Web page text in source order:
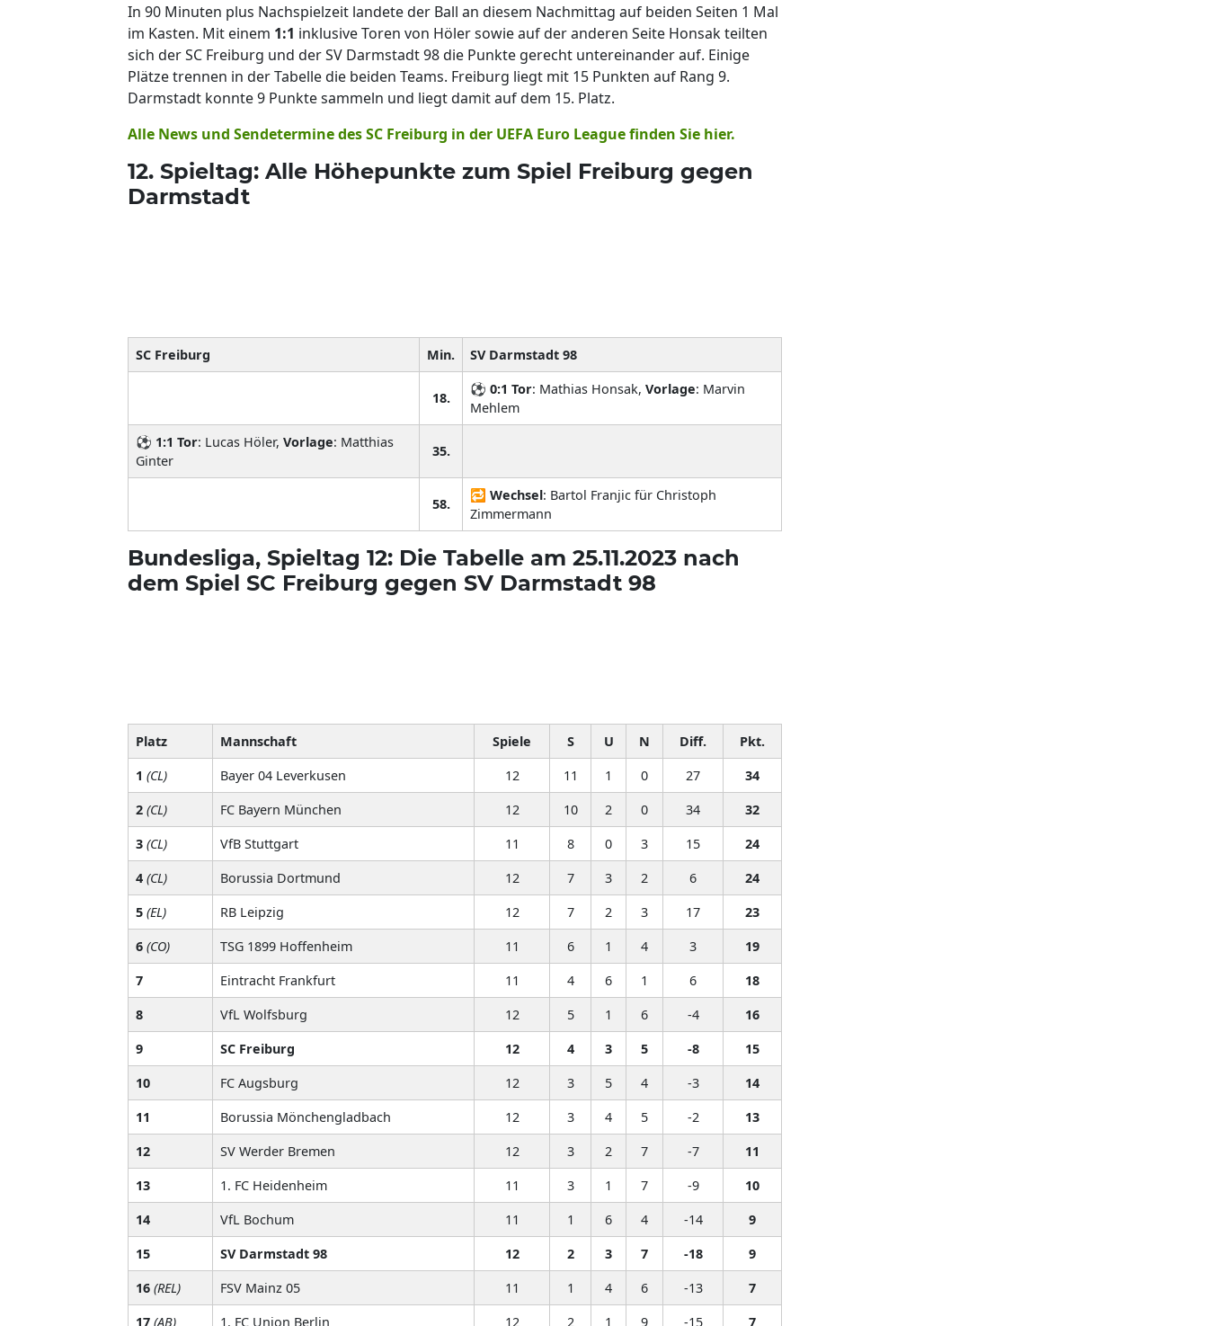
In 90 Minuten plus Nachspielzeit landete der Ball an diesem Nachmittag auf beiden Seiten 1 Mal
im Kasten. Mit einem 1:1 inklusive Toren von Höler sowie auf der anderen Seite Honsak teilten
sich der SC Freiburg und der SV Darmstadt 98 die Punkte gerecht untereinander auf. Einige
Plätze trennen in der Tabelle die beiden Teams. Freiburg liegt mit 15 Punkten auf Rang 9.
Darmstadt konnte 9 Punkte sammeln und liegt damit auf dem 15. Platz.
Alle News und Sendetermine des SC Freiburg in der UEFA Euro League finden Sie hier.
12. Spieltag: Alle Höhepunkte zum Spiel Freiburg gegen
Darmstadt
SC Freiburg Min. SV Darmstadt 98
18.
⚽ 0:1 Tor: Mathias Honsak, Vorlage: Marvin
Mehlem
⚽ 1:1 Tor: Lucas Höler, Vorlage: Matthias
Ginter
35.
58.
🔁 Wechsel: Bartol Franjic für Christoph
Zimmermann
Bundesliga, Spieltag 12: Die Tabelle am 25.11.2023 nach
dem Spiel SC Freiburg gegen SV Darmstadt 98
Platz Mannschaft Spiele S U N Diff.
Pkt.
1 (CL) Bayer 04 Leverkusen 12 11 1 0 27
34
2 (CL) FC Bayern München 12 10 2 0 34
32
3 (CL) VfB Stuttgart 11 8 0 3 15
24
4 (CL) Borussia Dortmund 12 7 3 2 6
24
5 (EL) RB Leipzig 12 7 2 3 17
23
6 (CO) TSG 1899 Hoffenheim 11 6 1 4 3
19
7
Eintracht Frankfurt 11 4 6 1 6
18
8
VfL Wolfsburg 12 5 1 6 -4
16
9
SC Freiburg 12 4 3 5 -8
15
10
FC Augsburg 12 3 5 4 -3
14
11
Borussia Mönchengladbach 12 3 4 5 -2
13
12
SV Werder Bremen 12 3 2 7 -7
11
13
1. FC Heidenheim 11 3 1 7 -9
10
14
VfL Bochum 11 1 6 4 -14
9
15
SV Darmstadt 98 12 2 3 7 -18
9
16 (REL) FSV Mainz 05 11 1 4 6 -13
7
17 (AB) 1. FC Union Berlin 12 2 1 9 -15 7